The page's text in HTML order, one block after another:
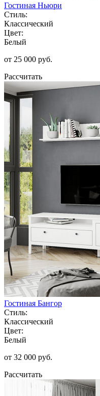
Гостиная Ньюри
Стиль:
Классический
Цвет:
Белый
от 25 000 руб.
Рассчитать
Гостиная Бангор
Стиль:
Классический
Цвет:
Белый
от 32 000 руб.
Рассчитать